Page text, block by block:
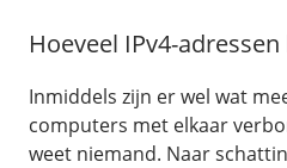
Hoeveel IPv4-
Inmiddels zijn er wel wat
computers met elkaar
weet niemand. Naar